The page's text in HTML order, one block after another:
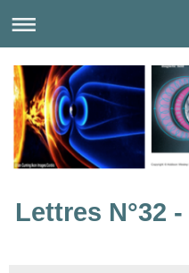
Lettres N°32